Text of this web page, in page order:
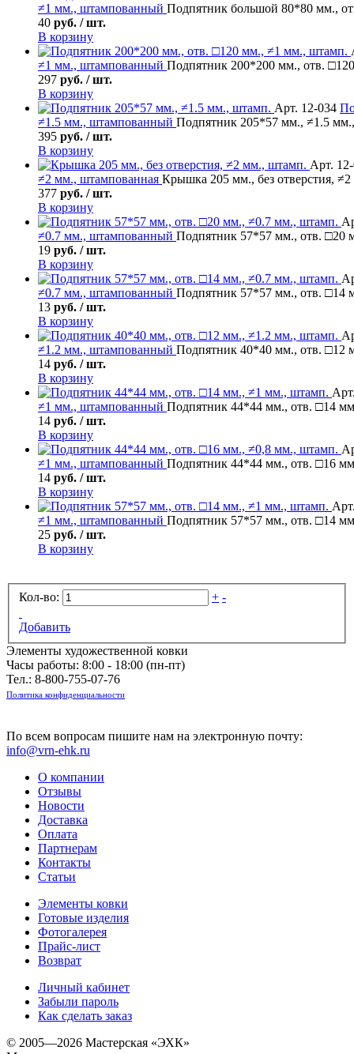
≠1 мм., штампованный Подпятник большой 80*80 мм.,
40 руб. / шт.
В корзину
≠1 мм., штампованный Подпятник 200*200 мм., отв.
297 руб. / шт.
В корзину
Арт. 12-034
≠1.5 мм., штампованный Подпятник 205*57 мм., ≠1.5
395 руб. / шт.
В корзину
Арт.
≠2 мм., штампованная Крышка 205 мм., без отверстия,
377 руб. / шт.
В корзину
≠0.7 мм., штампованный Подпятник 57*57 мм., отв. □20
19 руб. / шт.
В корзину
≠0.7 мм., штампованный Подпятник 57*57 мм., отв. □14
13 руб. / шт.
В корзину
≠1.2 мм., штампованный Подпятник 40*40 мм., отв. □12
14 руб. / шт.
В корзину
≠1 мм., штампованный Подпятник 44*44 мм., отв. □14
14 руб. / шт.
В корзину
≠1 мм., штампованный Подпятник 44*44 мм., отв. □16
14 руб. / шт.
В корзину
≠1 мм., штампованный Подпятник 57*57 мм., отв. □14
25 руб. / шт.
В корзину
Кол-во: + -
Добавить
Элементы художественной ковки
Часы работы: 8:00 - 18:00 (пн-пт)
Тел.: 8-800-755-07-76
Политика конфиденциальности
По всем вопросам пишите нам на электронную почту:
info@vrn-ehk.ru
О компании
Отзывы
Новости
Доставка
Оплата
Партнерам
Контакты
Статьи
Элементы ковки
Готовые изделия
Фотогалерея
Прайс-лист
Возврат
Личный кабинет
Забыли пароль
Как сделать заказ
© 2005—2026 Мастерская «ЭХК»